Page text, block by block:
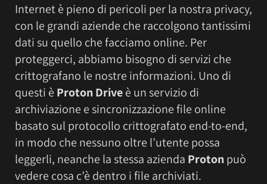
Internet è pieno di pericoli per la nostra privacy,
con le grandi aziende che raccolgono tantissimi
dati su quello che facciamo online. Per
proteggerci, abbiamo bisogno di servizi che
crittografano le nostre informazioni. Uno di
questi è Proton Driveè un servizio di
archiviazione e sincronizzazione file online
basato sul protocollo crittografato end-to-end,
in modo che nessuno oltre l’utente possa
leggerli, neanche la stessa azienda Protonpuò
vedere cosa c’è dentro i file archiviati.